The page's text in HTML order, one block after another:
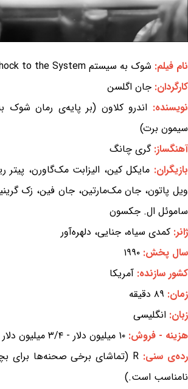
نام فیلم: شوک به سیستم A Shock to the System
کارگردان: جان اگلسن
نویسنده: اندرو کلاون (بر پایه‌ی رمان
سیمون برت)
آهنگساز:گری چانگ
بازیگران: مایکل کین، الیزابت مک‌گاورن، پیتر
ویل پاتون، جان مک‌مارتین، جان فین، زک
ساموئل ال. جکسون
ژانر: کمدی سیاه، جنایی، دلهره‌آور
سال پخش: ۱۹۹۰
کشور سازنده: آمریکا
زمان: ۸۹ دقیقه
زبان: انگلیسی
هزینه - فروش: ۱۰ میلیون دلار - ۳/۴ میلیون دلار
رده‌ی سنی:
نامناسب است.)